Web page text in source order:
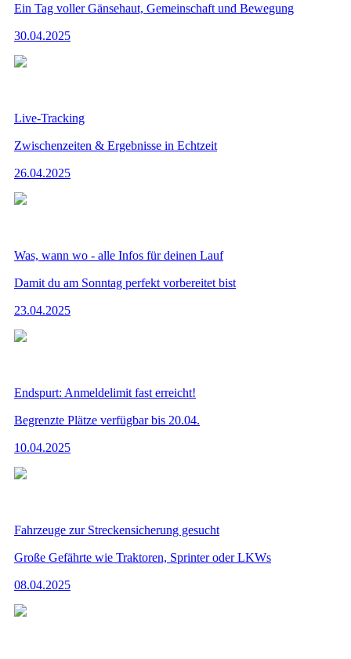
Ein Tag voller Gänsehaut, Gemeinschaft und Bewegung
30.04.2025
Live-Tracking
Zwischenzeiten & Ergebnisse in Echtzeit
26.04.2025
Was, wann wo - alle Infos für deinen Lauf
Damit du am Sonntag perfekt vorbereitet bist
23.04.2025
Endspurt: Anmeldelimit fast erreicht!
Begrenzte Plätze verfügbar bis 20.04.
10.04.2025
Fahrzeuge zur Streckensicherung gesucht
Große Gefährte wie Traktoren, Sprinter oder LKWs
08.04.2025